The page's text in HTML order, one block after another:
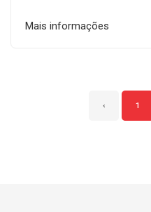
Mais informações
‹ 1